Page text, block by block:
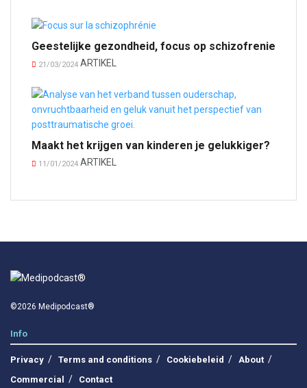
Geestelijke gezondheid, focus op schizofrenie
21/03/2024 ARTIKEL
Maakt het krijgen van kinderen je gelukkiger?
11/01/2024 ARTIKEL
©2026 Medipodcast®
Info
Privacy Terms and conditions Cookiebeleid
About
Commercial
Contact